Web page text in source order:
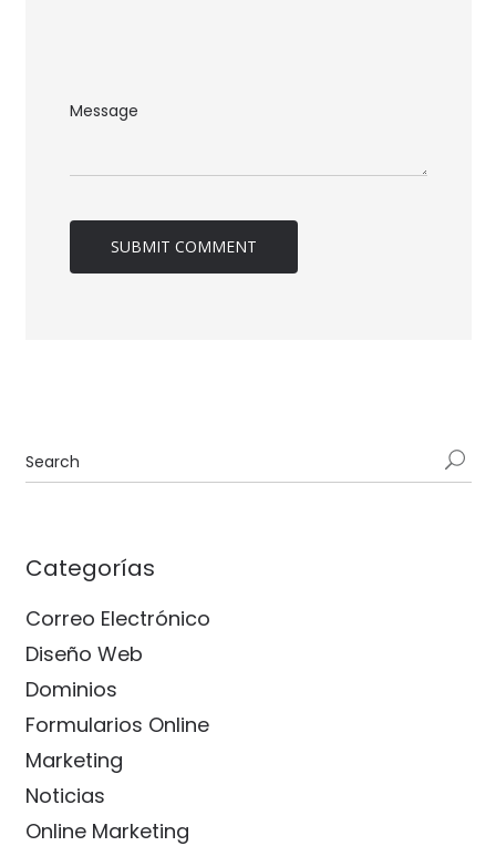
Categorías
Correo Electrónico
Diseño Web
Dominios
Formularios Online
Marketing
Noticias
Online Marketing